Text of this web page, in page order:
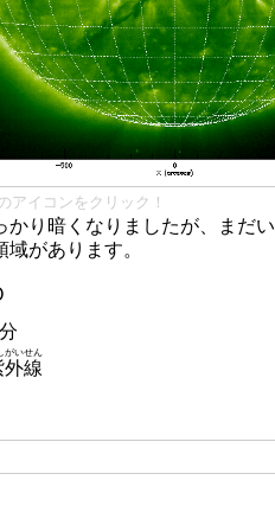
アイコンをクリック！
かり暗くなりましたが、まだい
域があります。
外線
がいせん